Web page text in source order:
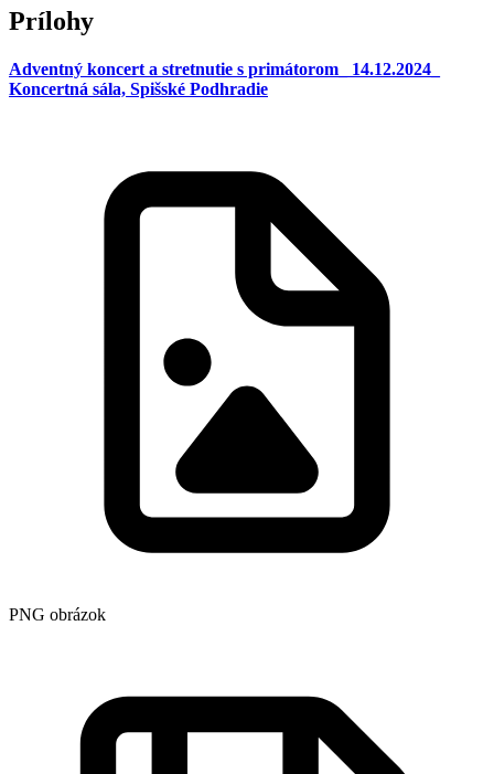
Prílohy
Adventný koncert a stretnutie s primátorom_ 14.12.2024_
Koncertná sála, Spišské Podhradie
PNG obrázok